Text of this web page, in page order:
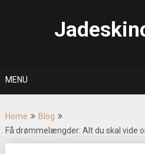
MENU
Home
Blog
Få drømmelængder: Alt du skal vide